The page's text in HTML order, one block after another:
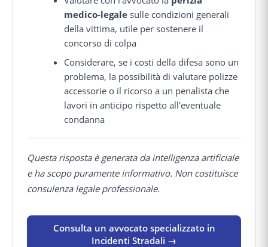
medico-legale sulle condizioni generali
della vittima, utile per sostenere il
concorso di colpa
Considerare, se i costi della difesa sono un
problema, la possibilità di valutare polizze
accessorie o il ricorso a un penalista che
lavori in anticipo rispetto all'eventuale
condanna
Questa risposta è generata da intelligenza artificiale
e ha scopo puramente informativo. Non costituisce
consulenza legale professionale.
Consulta un avvocato specializzato in
Incidenti Stradali →